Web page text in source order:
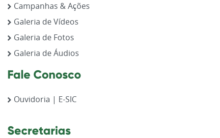
Campanhas & Ações
Galeria de Vídeos
Galeria de Fotos
Galeria de Áudios
Fale Conosco
Ouvidoria | E-SIC
Secretarias